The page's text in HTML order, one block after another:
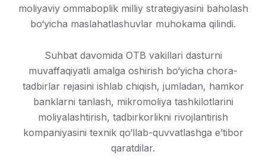
moliyaviy ommaboplik milliy strategiyasini baholash
bo‘yicha maslahatlashuvlar muhokama qilindi.
Suhbat davomida OTB vakillari dasturni
muvaffaqiyatli amalga oshirish bo‘yicha chora-
tadbirlar rejasini ishlab chiqish, jumladan, hamkor
banklarni tanlash, mikromoliya tashkilotlarini
moliyalashtirish, tadbirkorlikni rivojlantirish
kompaniyasini texnik qo‘llab-quvvatlashga e’tibor
qaratdilar.